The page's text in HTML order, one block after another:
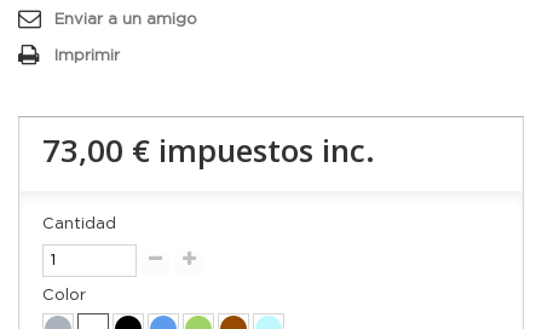
Enviar a un amigo
Imprimir
73,00 € impuestos inc.
Cantidad
Color